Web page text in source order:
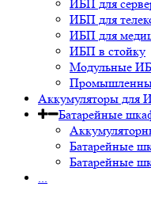
ИБП для
ИБП для
ИБП для
ИБП в стойку
Модульные
Аккумуляторы для
Батарейные
Батарейные
Батарейные
...